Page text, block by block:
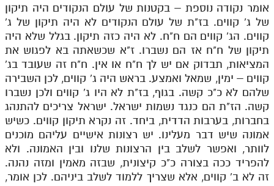
אומר נקודה נוספת – בקטנות של עולם הנקודים היה תיקון
של ג' קווים. בז"ת של עולם הנקודים לא היה תיקון של ג'
קווים. הג' קווים הם ח"ח. לא היה כזה תיקון. בגלל שלא היה
תיקון של ח"ח אז הם נשברו. ז"א שכשאתה בא לפגוש את
המציאות, תבדוק אם יש לך ח"ח או אין. ח"ח זה שעובד בג'
קווים – ימין, שמאל ואמצע. בראש היה ג' קווים, לכן השבירה
שלהם לא כ"כ קשה. בגוף, בז"ת לא היו ג' קווים ולכן נשברו
קשה. הז"ת הם כנגד נשמות ישראל. ישראל צריכים להתנהג
בחברות, בערבות הדדית, ביחד. זה נקרא תיקון קווים. כשיש
אמונה שיש דבר מעלינו. יש רצונות אישיים עליהם מוכנים
לוותר, ואפשר לשלב בין הרצונות שלנו ובין האמונה. ולא
להפריד ככה בצורה כ"כ קיצונית, שבזה מאמין ומזה נהנה.
זה לא ב' קווים, אלא שצריך ללמוד לשלב ביניהם. לכן אומר,